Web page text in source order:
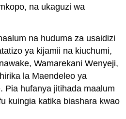
na ukaguzi wa
na huduma za usaidizi
ya kijamii na kiuchumi,
Wamarekani Wenyeji,
la Maendeleo ya
Pia hufanya jitihada maalum
kuingia katika biashara kwao